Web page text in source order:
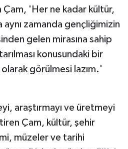
'Her ne kadar kültür,
zamanda gençliğimizin
gelen mirasına sahip
konusundaki bir
olarak görülmesi lazım.'
araştırmayı ve üretmeyi
Çam, kültür, şehir
müzeler ve tarihi